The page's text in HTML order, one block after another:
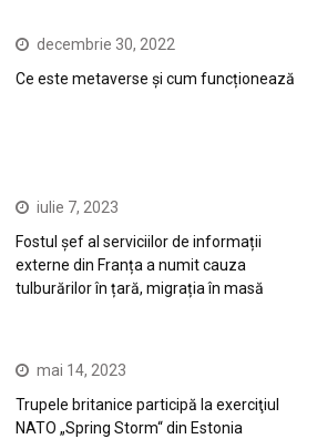
decembrie 30, 2022
Ce este metaverse și cum funcționează
iulie 7, 2023
Fostul șef al serviciilor de informații
externe din Franța a numit cauza
tulburărilor în țară, migrația în masă
mai 14, 2023
Trupele britanice participă la exerciţiul
NATO „Spring Storm“ din Estonia